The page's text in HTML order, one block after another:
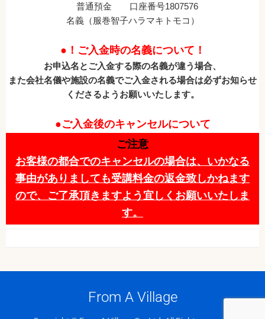
普通預金 口座番号1807576
名義（服巻智子ハラマキトモコ）
●！ご入金時の名義について！
お申込名とご入金する際の名義が違う場合、
また会社名儀や施設の名義でご入金される場合は必ずお知らせ
くださるようお願いいたします。
●ご入金後のキャンセルについて
ご注意
お客様の都合でのキャンセルの場合は、いかなる
事由がありましても受講料金の返金致しかねます
ので、ご了承頂きますよう宜しくお願いいたしま
す。
From A Village